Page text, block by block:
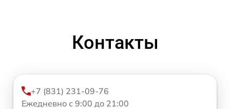
Контакты
+7 (831) 231-09-76
Ежедневно с 9:00 до 21:00